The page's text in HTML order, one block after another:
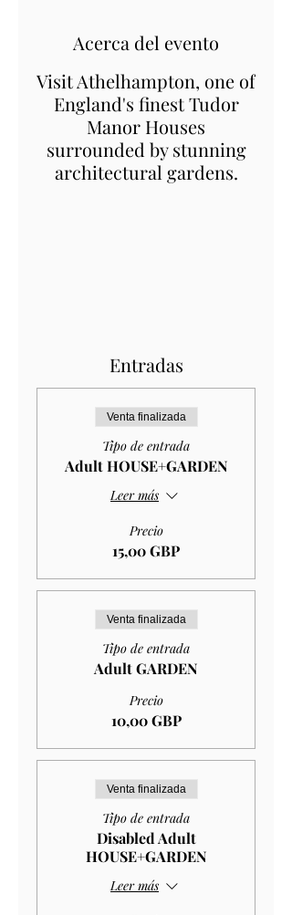
Acerca del evento
Visit Athelhampton, one of
England's finest Tudor
Manor Houses
surrounded by stunning
architectural gardens.
Entradas
Venta finalizada
Tipo de entrada
Adult HOUSE+GARDEN
Leer más
Precio
15,00 GBP
Venta finalizada
Tipo de entrada
Adult GARDEN
Precio
10,00 GBP
Venta finalizada
Tipo de entrada
Disabled Adult
HOUSE+GARDEN
Leer más